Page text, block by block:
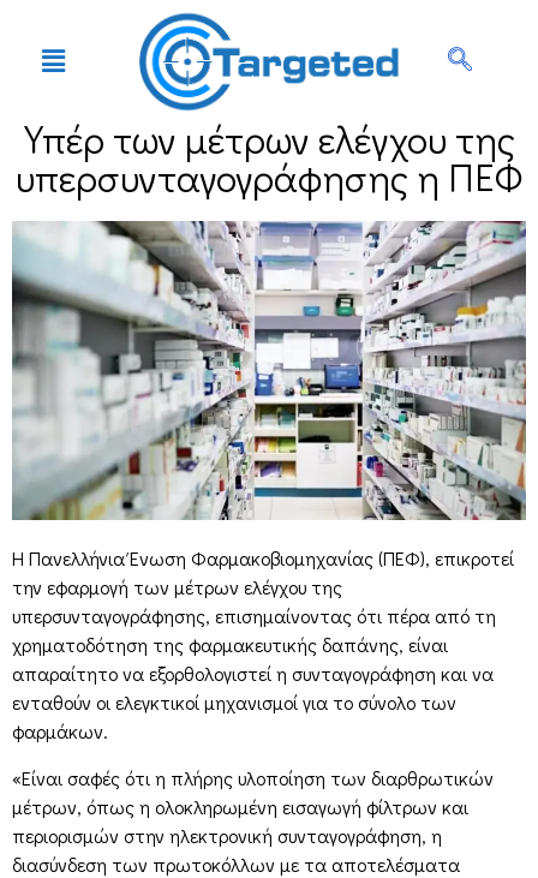
Υπέρ των μέτρων ελέγχου της
υπερσυνταγογράφησης η ΠΕΦ
Η Πανελλήνια Ένωση Φαρμακοβιομηχανίας (ΠΕΦ), επικροτεί
την εφαρμογή των μέτρων ελέγχου της
υπερσυνταγογράφησης, επισημαίνοντας ότι πέρα από τη
χρηματοδότηση της φαρμακευτικής δαπάνης, είναι
απαραίτητο να εξορθολογιστεί η συνταγογράφηση και να
ενταθούν οι ελεγκτικοί μηχανισμοί για το σύνολο των
φαρμάκων.
«Είναι σαφές ότι η πλήρης υλοποίηση των διαρθρωτικών
μέτρων, όπως η ολοκληρωμένη εισαγωγή φίλτρων και
περιορισμών στην ηλεκτρονική συνταγογράφηση, η
διασύνδεση των πρωτοκόλλων με τα αποτελέσματα